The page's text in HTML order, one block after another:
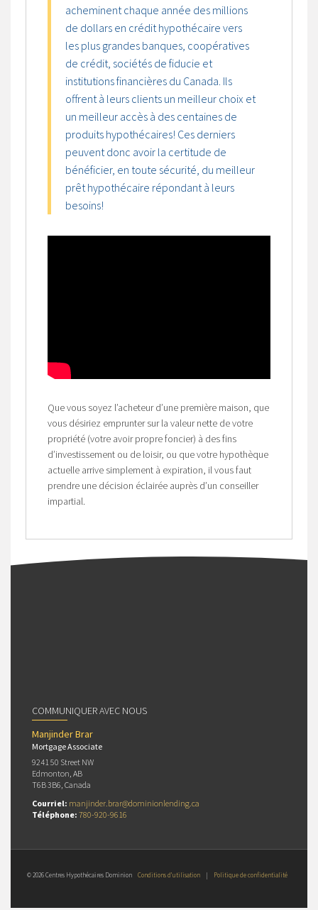
acheminent chaque année des millions
de dollars en crédit hypothécaire vers
les plus grandes banques, coopératives
de crédit, sociétés de fiducie et
institutions financières du Canada. Ils
offrent à leurs clients un meilleur choix et
un meilleur accès à des centaines de
produits hypothécaires! Ces derniers
peuvent donc avoir la certitude de
bénéficier, en toute sécurité, du meilleur
prêt hypothécaire répondant à leurs
besoins!
Que vous soyez l’acheteur d’une première maison, que
vous désiriez emprunter sur la valeur nette de votre
propriété (votre avoir propre foncier) à des fins
d’investissement ou de loisir, ou que votre hypothèque
actuelle arrive simplement à expiration, il vous faut
prendre une décision éclairée auprès d’un conseiller
impartial.
COMMUNIQUER AVEC NOUS
Manjinder Brar
Mortgage Associate
9241 50 Street NW
Edmonton, AB
T6B 3B6, Canada
Courriel: manjinder.brar@dominionlending.ca
Téléphone: 780-920-9616
© 2026 Centres Hypothécaires Dominion Conditions d’utilisation | Politique de confidentialité